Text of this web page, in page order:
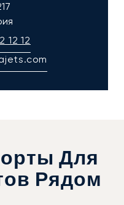
12 12
Для
Рядом